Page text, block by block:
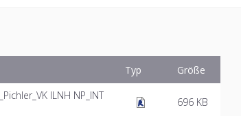
Typ
Größe
ILNH NP_INT
696 KB